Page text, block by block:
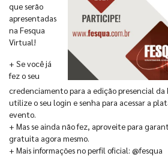
que serão
apresentadas
na Fesqua
Virtual!
+ Se você já
fez o seu
credenciamento para a edição presencial da
utilize o seu login e senha para acessar a
evento.
+ Mas se ainda não fez, aproveite para
gratuita agora mesmo.
+ Mais informações no perfil oficial: @fesqua